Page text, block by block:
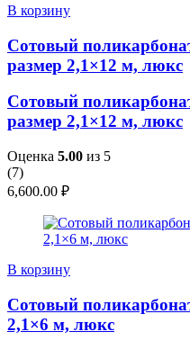
В корзину
Сотовый
размер 2,1×12 м, люкс
Сотовый
размер 2,1×12 м, люкс
Оценка 5.00 из 5
(7)
6,600.00 ₽
В корзину
Сотовый
2,1×6 м, люкс